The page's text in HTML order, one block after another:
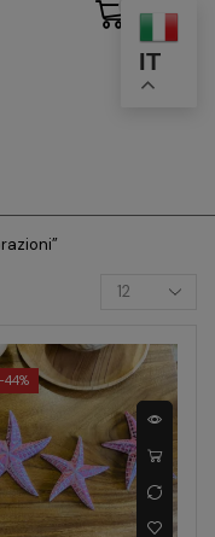
IT
-44%